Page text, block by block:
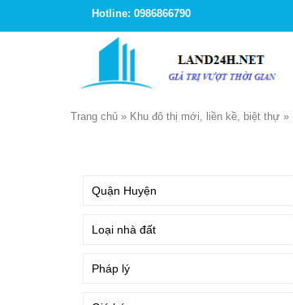
Hotline: 0986866790
Trang chủ » Khu đô thị mới, liền kề, biệt thự »